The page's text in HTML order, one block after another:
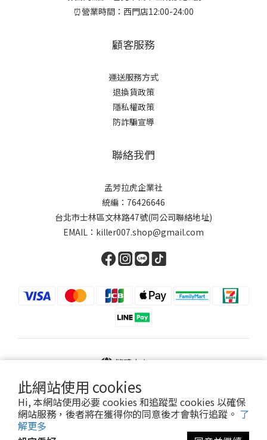
此網站使用 cookies
Hi, 本網站使用必要 cookies 和追蹤型 cookies 以確保
網站服務，後者將在獲得你的同意後才會執行追蹤。 了
解更多
⏰營業時間：西門店12:00-24:00
顧客服務
運送服務方式
退換貨政策
隱私權政策
防詐騙宣導
聯絡我們
孟芳拉虎企業社
統編：76426646
台北市士林區文林路47號(同公司聯絡地址)
EMAIL：killer007.shop@gmail.com
繁體中文